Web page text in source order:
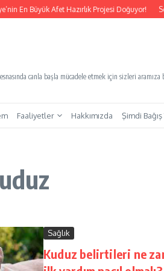
En Büyük Afet Hazırlık Projesi Doğuyor!
canla başla mücadele etmek için sizleri aramıza
Faaliyetler Hakkımızda Şimdi Bağış
Sağlık
Kuduz belirtileri ne